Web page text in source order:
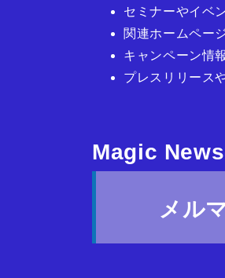
セミナーやイベ
関連ホームペー
キャンペーン情報
プレスリリース
Magic
メル